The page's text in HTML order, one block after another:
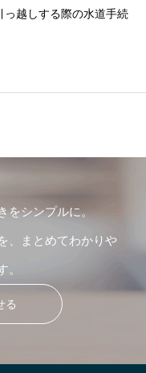
っ越しする際の水道手続
をシンプルに。
、まとめてわかりや
。
る